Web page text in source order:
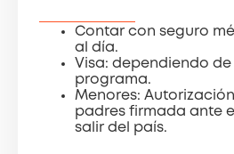
Contar con seguro
al día.
Visa: dependiendo
programa.
Menores:
padres firmada ante
salir del país.